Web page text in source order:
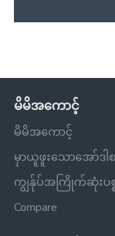
မိမိအကောင့်
မိမိအကောင့်
မှာယူဖူးသောအော်ဒါစ
ကျွန်ုပ်အကြိုက်ဆုံးပစ္စ
Compare